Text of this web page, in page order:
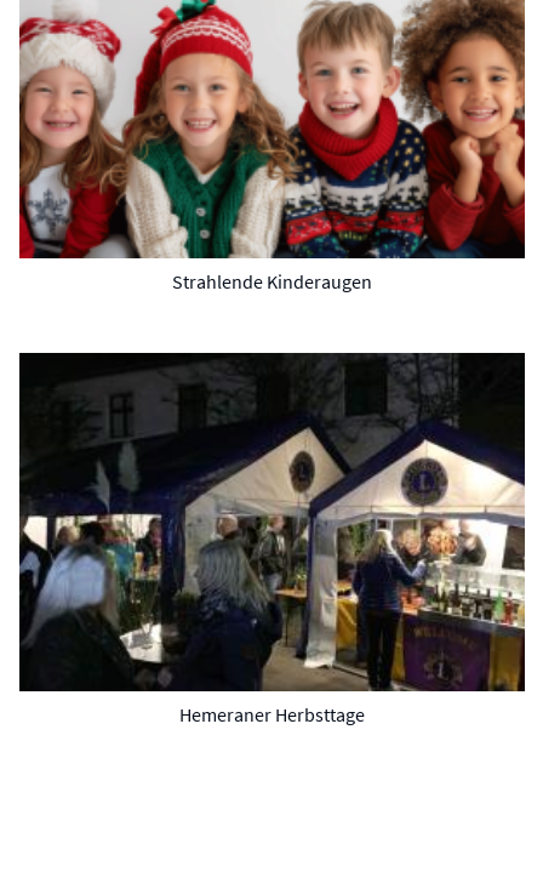
Strahlende Kinderaugen
Hemeraner Herbsttage